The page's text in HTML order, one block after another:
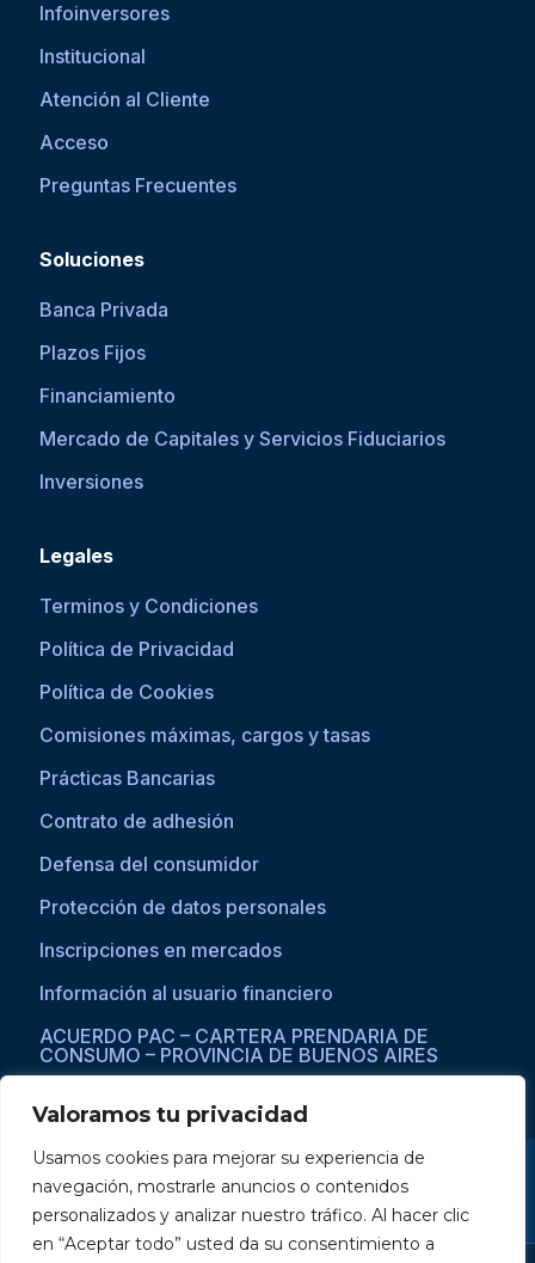
Valoramos tu privacidad
Usamos cookies para mejorar su experiencia de
navegación, mostrarle anuncios o contenidos
personalizados y analizar nuestro tráfico. Al hacer clic
en “Aceptar todo” usted da su consentimiento a
Infoinversores
Institucional
Atención al Cliente
Acceso
Preguntas Frecuentes
Soluciones
Banca Privada
Plazos Fijos
Financiamiento
Mercado de Capitales y Servicios Fiduciarios
Inversiones
Legales
Terminos y Condiciones
Política de Privacidad
Política de Cookies
Comisiones máximas, cargos y tasas
Prácticas Bancarias
Contrato de adhesión
Defensa del consumidor
Protección de datos personales
Inscripciones en mercados
Información al usuario financiero
ACUERDO PAC – CARTERA PRENDARIA DE
CONSUMO – PROVINCIA DE BUENOS AIRES
Si asistís a una persona con dificultades visuales para acceder a la
web, por favor ingresar a través del explorador Microsoft Edge,
donde se habilita la opción de reproducción de texto a voz